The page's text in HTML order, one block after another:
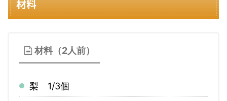
材料
材料（2人前）
梨 1/3個